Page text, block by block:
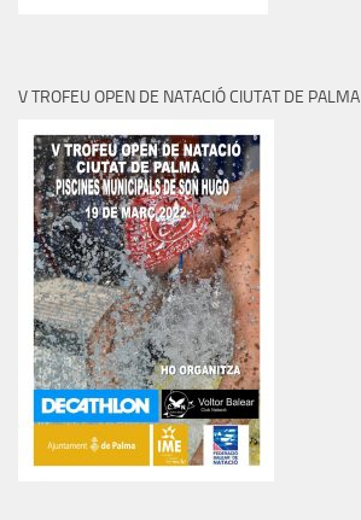
V TROFEU OPEN DE NATACIÓ CIUTAT DE PALMA